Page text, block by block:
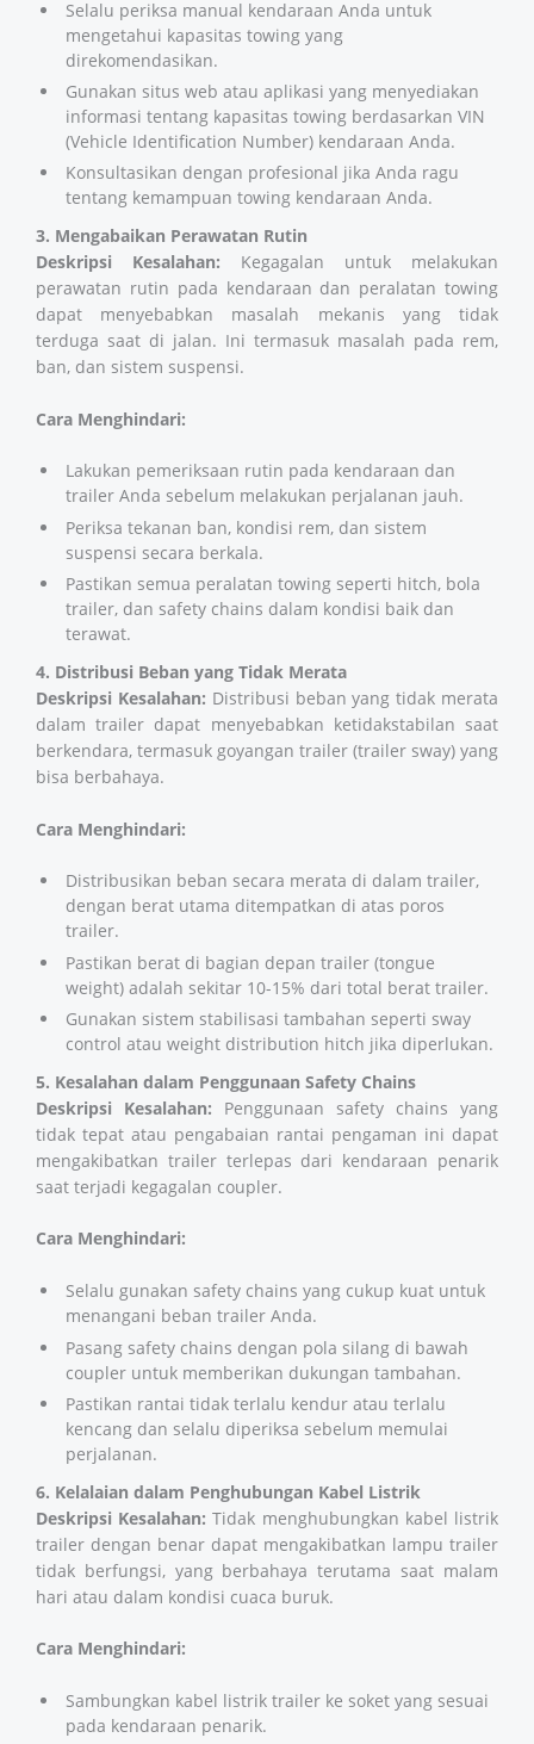
Selalu periksa manual kendaraan Anda untuk
mengetahui kapasitas towing yang
direkomendasikan.
Gunakan situs web atau aplikasi yang menyediakan
informasi tentang kapasitas towing berdasarkan VIN
(Vehicle Identification Number) kendaraan Anda.
Konsultasikan dengan profesional jika Anda ragu
tentang kemampuan towing kendaraan Anda​​​​.
3. Mengabaikan Perawatan Rutin
Deskripsi Kesalahan: Kegagalan untuk melakukan
perawatan rutin pada kendaraan dan peralatan towing
dapat menyebabkan masalah mekanis yang tidak
terduga saat di jalan. Ini termasuk masalah pada rem,
ban, dan sistem suspensi.
Cara Menghindari:
Lakukan pemeriksaan rutin pada kendaraan dan
trailer Anda sebelum melakukan perjalanan jauh.
Periksa tekanan ban, kondisi rem, dan sistem
suspensi secara berkala.
Pastikan semua peralatan towing seperti hitch, bola
trailer, dan safety chains dalam kondisi baik dan
terawat​​​​.
4. Distribusi Beban yang Tidak Merata
Deskripsi Kesalahan: Distribusi beban yang tidak merata
dalam trailer dapat menyebabkan ketidakstabilan saat
berkendara, termasuk goyangan trailer (trailer sway) yang
bisa berbahaya.
Cara Menghindari:
Distribusikan beban secara merata di dalam trailer,
dengan berat utama ditempatkan di atas poros
trailer.
Pastikan berat di bagian depan trailer (tongue
weight) adalah sekitar 10-15% dari total berat trailer.
Gunakan sistem stabilisasi tambahan seperti sway
control atau weight distribution hitch jika diperlukan​​​​.
5. Kesalahan dalam Penggunaan Safety Chains
Deskripsi Kesalahan: Penggunaan safety chains yang
tidak tepat atau pengabaian rantai pengaman ini dapat
mengakibatkan trailer terlepas dari kendaraan penarik
saat terjadi kegagalan coupler.
Cara Menghindari:
Selalu gunakan safety chains yang cukup kuat untuk
menangani beban trailer Anda.
Pasang safety chains dengan pola silang di bawah
coupler untuk memberikan dukungan tambahan.
Pastikan rantai tidak terlalu kendur atau terlalu
kencang dan selalu diperiksa sebelum memulai
perjalanan​​​​.
6. Kelalaian dalam Penghubungan Kabel Listrik
Deskripsi Kesalahan: Tidak menghubungkan kabel listrik
trailer dengan benar dapat mengakibatkan lampu trailer
tidak berfungsi, yang berbahaya terutama saat malam
hari atau dalam kondisi cuaca buruk.
Cara Menghindari:
Sambungkan kabel listrik trailer ke soket yang sesuai
pada kendaraan penarik.